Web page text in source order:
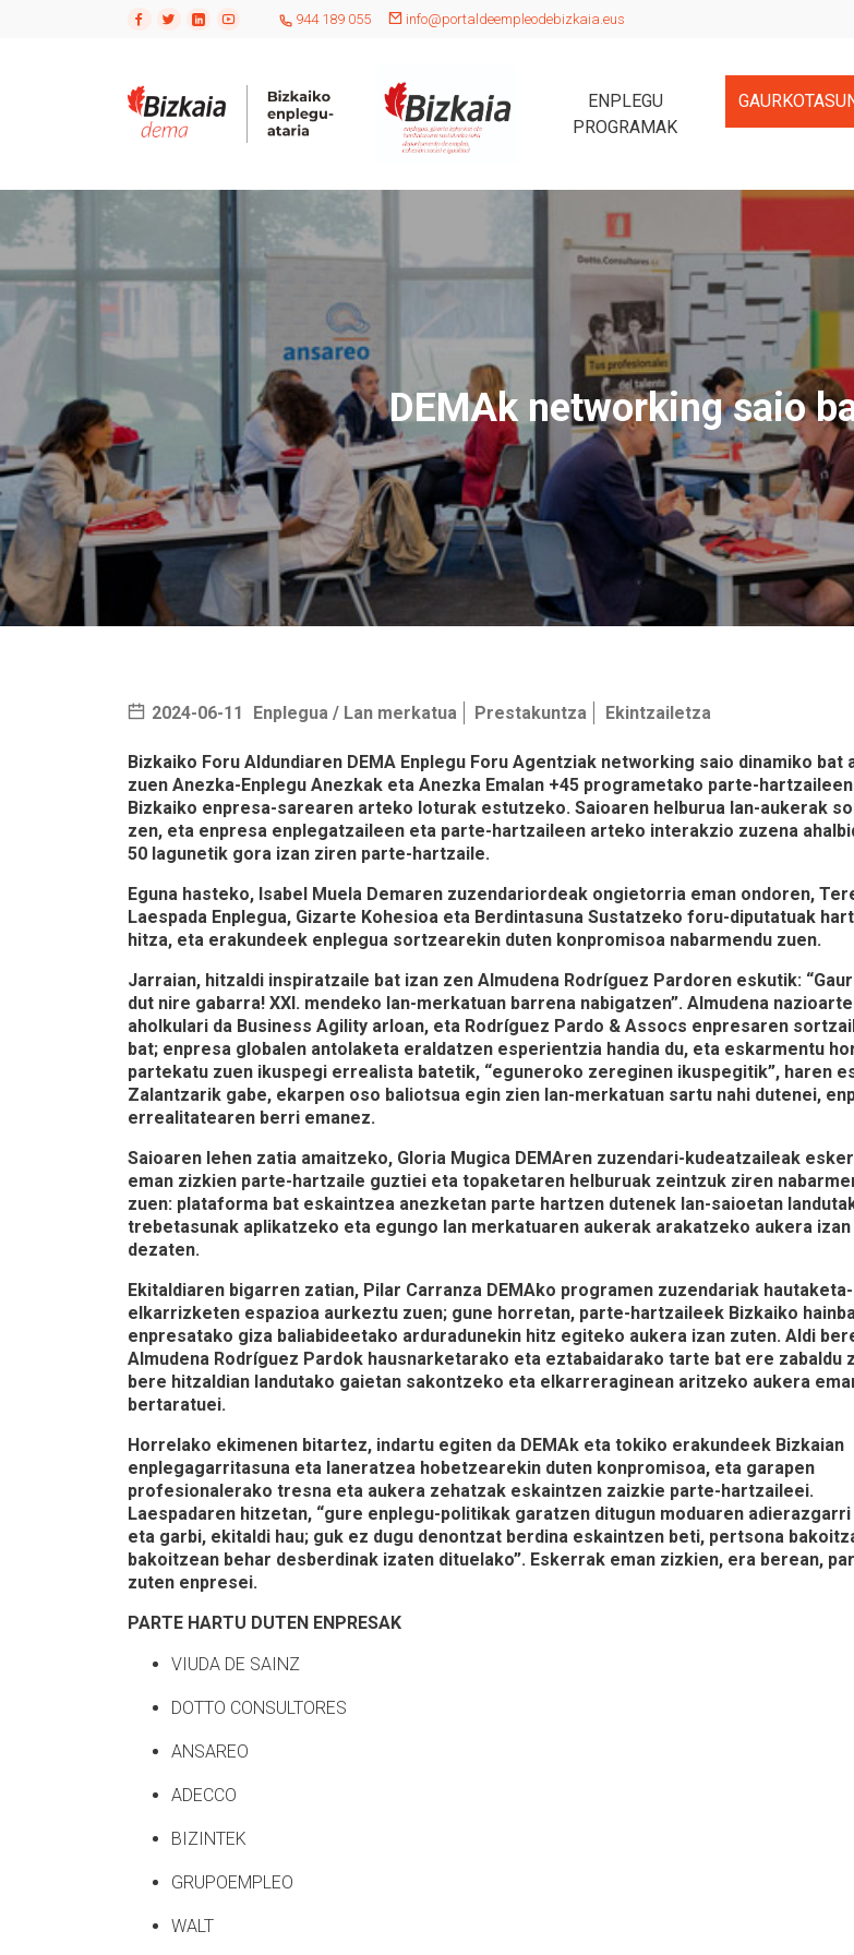
944 189 055 info@portaldeempleodebizkaia.eus
ENPLEGU
PROGRAMAK
DEMAk networking saio
2024-06-11
Enplegua / Lan merkatua Prestakuntza Ekintzailetza
Bizkaiko Foru Aldundiaren DEMA Enplegu Foru Agentziak networking saio dinamiko bat
zuen Anezka-Enplegu Anezkak eta Anezka Emalan +45 programetako parte-
Bizkaiko enpresa-sarearen arteko loturak estutzeko. Saioaren helburua lan-aukerak
zen, eta enpresa enplegatzaileen eta parte-hartzaileen arteko interakzio zuzena
50 lagunetik gora izan ziren parte-hartzaile.
Eguna hasteko, Isabel Muela Demaren zuzendariordeak ongietorria eman ondoren,
Laespada Enplegua, Gizarte Kohesioa eta Berdintasuna Sustatzeko foru-diputatuak
hitza, eta erakundeek enplegua sortzearekin duten konpromisoa nabarmendu zuen.
Jarraian, hitzaldi inspiratzaile bat izan zen Almudena Rodríguez Pardoren eskutik:
dut nire gabarra! XXI. mendeko lan-merkatuan barrena nabigatzen”. Almudena
aholkulari da Business Agility arloan, eta Rodríguez Pardo & Assocs enpresaren
bat; enpresa globalen antolaketa eraldatzen esperientzia handia du, eta eskarmentu
partekatu zuen ikuspegi errealista batetik, “eguneroko zereginen ikuspegitik”, haren
Zalantzarik gabe, ekarpen oso baliotsua egin zien lan-merkatuan sartu nahi dutenei,
errealitatearen berri emanez.
Saioaren lehen zatia amaitzeko, Gloria Mugica DEMAren zuzendari-kudeatzaileak
eman zizkien parte-hartzaile guztiei eta topaketaren helburuak zeintzuk ziren
zuen: plataforma bat eskaintzea anezketan parte hartzen dutenek lan-saioetan
trebetasunak aplikatzeko eta egungo lan merkatuaren aukerak arakatzeko aukera izan
dezaten.
Ekitaldiaren bigarren zatian, Pilar Carranza DEMAko programen zuzendariak hautaketa-
elkarrizketen espazioa aurkeztu zuen; gune horretan, parte-hartzaileek Bizkaiko
enpresatako giza baliabideetako arduradunekin hitz egiteko aukera izan zuten. Aldi
Almudena Rodríguez Pardok hausnarketarako eta eztabaidarako tarte bat ere zabaldu
bere hitzaldian landutako gaietan sakontzeko eta elkarreraginean aritzeko aukera
bertaratuei.
Horrelako ekimenen bitartez, indartu egiten da DEMAk eta tokiko erakundeek Bizkaian
enplegagarritasuna eta laneratzea hobetzearekin duten konpromisoa, eta garapen
profesionalerako tresna eta aukera zehatzak eskaintzen zaizkie parte-hartzaileei.
Laespadaren hitzetan, “gure enplegu-politikak garatzen ditugun moduaren adierazgarri
eta garbi, ekitaldi hau; guk ez dugu denontzat berdina eskaintzen beti, pertsona
bakoitzean behar desberdinak izaten dituelako”. Eskerrak eman zizkien, era berean,
zuten enpresei.
PARTE HARTU DUTEN ENPRESAK
VIUDA DE SAINZ
DOTTO CONSULTORES
ANSAREO
ADECCO
BIZINTEK
GRUPOEMPLEO
WALT